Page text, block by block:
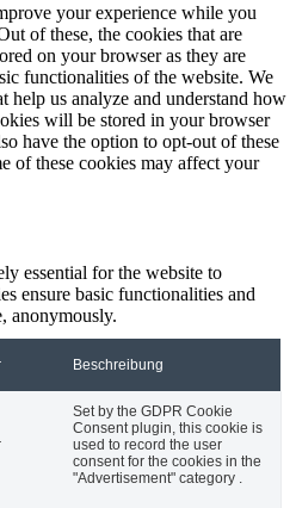
your experience while you
of these, the cookies that are
on your browser as they are
functionalities of the website. We
help us analyze and understand how
will be stored in your browser
have the option to opt-out of these
of these cookies may affect your
essential for the website to
ensure basic functionalities and
anonymously.
Beschreibung
Set by the GDPR Cookie
Consent plugin, this cookie is
used to record the user
consent for the cookies in the
"Advertisement" category .